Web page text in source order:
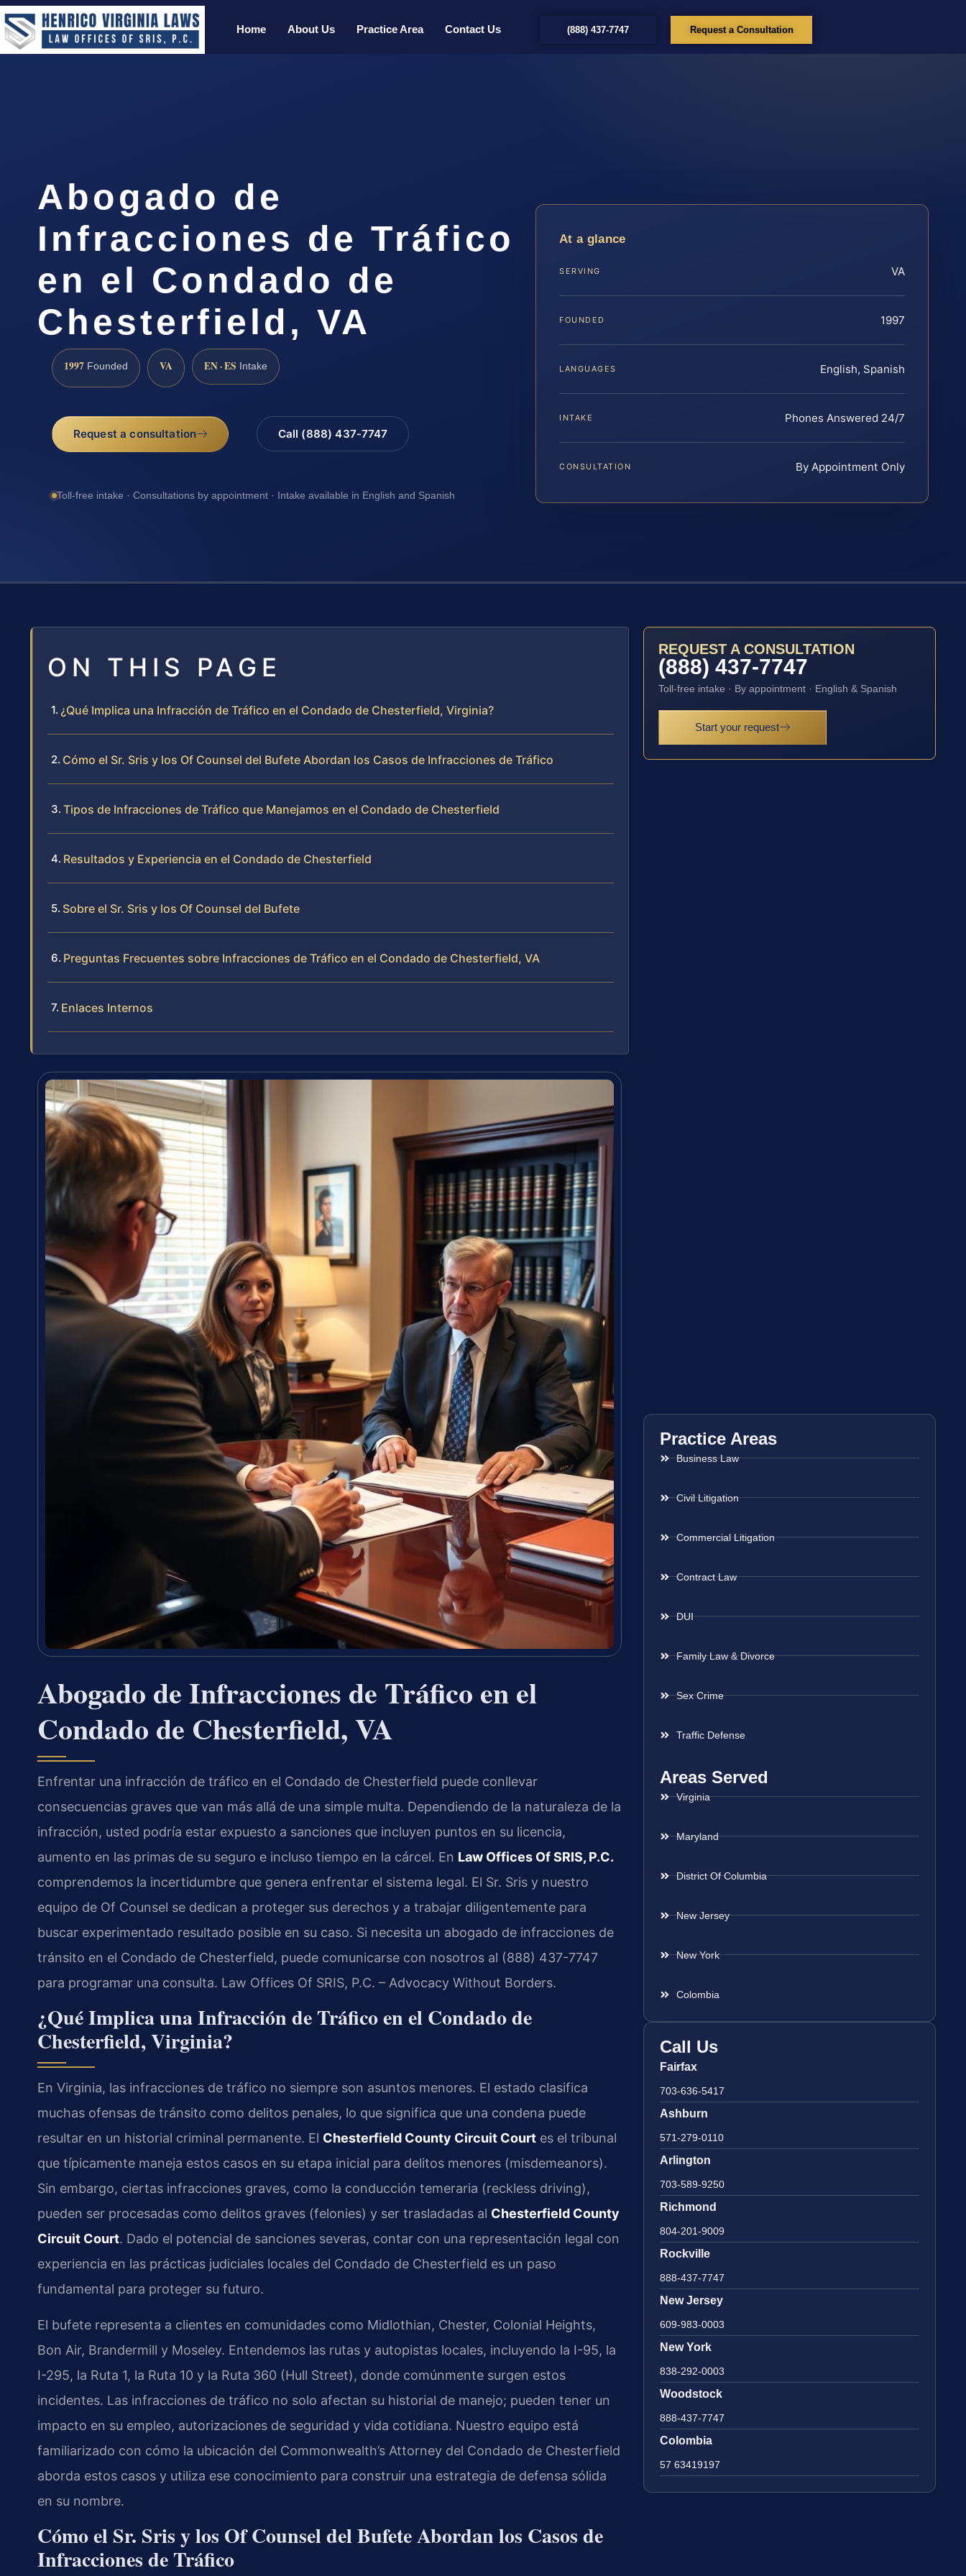
Home About Us Practice Area Contact Us (888) 437-7747 Request a Consultation
Abogado de
Infracciones de Tráfico
en el Condado de
Chesterfield, VA
1997 Founded VA EN · ES Intake
Request a consultation Call (888) 437-7747
Toll-free intake · Consultations by appointment · Intake available in English and Spanish
At a glance
SERVING VA
FOUNDED 1997
LANGUAGES English, Spanish
INTAKE Phones Answered 24/7
CONSULTATION By Appointment Only
ON THIS PAGE
¿Qué Implica una Infracción de Tráfico en el Condado de Chesterfield, Virginia?
Cómo el Sr. Sris y los Of Counsel del Bufete Abordan los Casos de Infracciones de Tráfico
Tipos de Infracciones de Tráfico que Manejamos en el Condado de Chesterfield
Resultados y Experiencia en el Condado de Chesterfield
Sobre el Sr. Sris y los Of Counsel del Bufete
Preguntas Frecuentes sobre Infracciones de Tráfico en el Condado de Chesterfield, VA
Enlaces Internos
Abogado de Infracciones de Tráfico en el
Condado de Chesterfield, VA
Enfrentar una infracción de tráfico en el Condado de Chesterfield puede conllevar
consecuencias graves que van más allá de una simple multa. Dependiendo de la naturaleza de la
infracción, usted podría estar expuesto a sanciones que incluyen puntos en su licencia,
aumento en las primas de su seguro e incluso tiempo en la cárcel. En Law Offices Of SRIS, P.C.
comprendemos la incertidumbre que genera enfrentar el sistema legal. El Sr. Sris y nuestro
equipo de Of Counsel se dedican a proteger sus derechos y a trabajar diligentemente para
buscar experimentado resultado posible en su caso. Si necesita un abogado de infracciones de
tránsito en el Condado de Chesterfield, puede comunicarse con nosotros al (888) 437-7747
para programar una consulta. Law Offices Of SRIS, P.C. – Advocacy Without Borders.
¿Qué Implica una Infracción de Tráfico en el Condado de
Chesterfield, Virginia?
En Virginia, las infracciones de tráfico no siempre son asuntos menores. El estado clasifica
muchas ofensas de tránsito como delitos penales, lo que significa que una condena puede
resultar en un historial criminal permanente. El Chesterfield County Circuit Court es el tribunal
que típicamente maneja estos casos en su etapa inicial para delitos menores (misdemeanors).
Sin embargo, ciertas infracciones graves, como la conducción temeraria (reckless driving),
pueden ser procesadas como delitos graves (felonies) y ser trasladadas al Chesterfield County
Circuit Court. Dado el potencial de sanciones severas, contar con una representación legal con
experiencia en las prácticas judiciales locales del Condado de Chesterfield es un paso
fundamental para proteger su futuro.
El bufete representa a clientes en comunidades como Midlothian, Chester, Colonial Heights,
Bon Air, Brandermill y Moseley. Entendemos las rutas y autopistas locales, incluyendo la I-95, la
I-295, la Ruta 1, la Ruta 10 y la Ruta 360 (Hull Street), donde comúnmente surgen estos
incidentes. Las infracciones de tráfico no solo afectan su historial de manejo; pueden tener un
impacto en su empleo, autorizaciones de seguridad y vida cotidiana. Nuestro equipo está
familiarizado con cómo la ubicación del Commonwealth’s Attorney del Condado de Chesterfield
aborda estos casos y utiliza ese conocimiento para construir una estrategia de defensa sólida
en su nombre.
Cómo el Sr. Sris y los Of Counsel del Bufete Abordan los Casos de
Infracciones de Tráfico
REQUEST A CONSULTATION
(888) 437-7747
Toll-free intake · By appointment · English & Spanish
Start your request
Practice Areas
Business Law
Civil Litigation
Commercial Litigation
Contract Law
DUI
Family Law & Divorce
Sex Crime
Traffic Defense
Areas Served
Virginia
Maryland
District Of Columbia
New Jersey
New York
Colombia
Call Us
Fairfax
703-636-5417
Ashburn
571-279-0110
Arlington
703-589-9250
Richmond
804-201-9009
Rockville
888-437-7747
New Jersey
609-983-0003
New York
838-292-0003
Woodstock
888-437-7747
Colombia
57 63419197